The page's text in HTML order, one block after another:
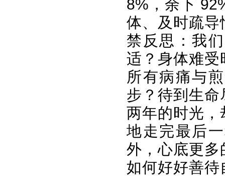
8%，余下
体、及时疏
禁反思：我
适？身体难
所有病痛与
步？待到生
两年的时光
地走完最后
外，心底更
如何好好善